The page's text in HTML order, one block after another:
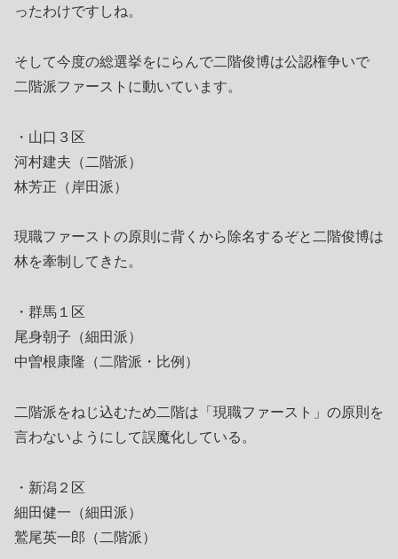
ったわけですしね。
そして今度の総選挙をにらんで二階俊博は公認権争いで
二階派ファーストに動いています。
・山口３区
河村建夫（二階派）
林芳正（岸田派）
現職ファーストの原則に背くから除名するぞと二階俊博は
林を牽制してきた。
・群馬１区
尾身朝子（細田派）
中曽根康隆（二階派・比例）
二階派をねじ込むため二階は「現職ファースト」の原則を
言わないようにして誤魔化している。
・新潟２区
細田健一（細田派）
鷲尾英一郎（二階派）